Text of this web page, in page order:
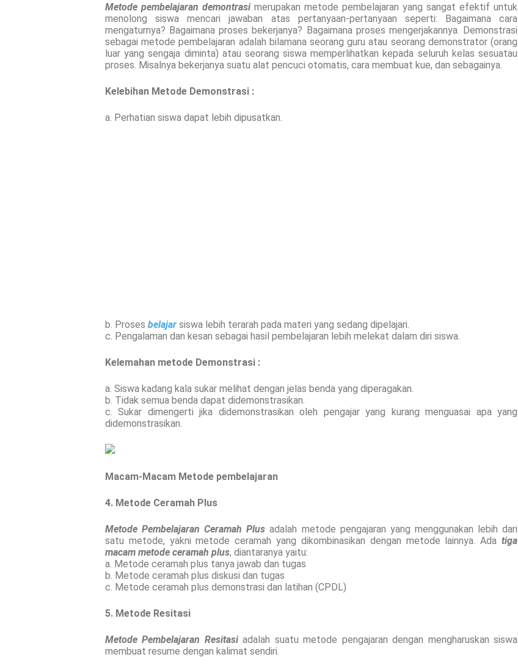
Metode pembelajaran demontrasi merupakan metode pembelajaran yang sangat efektif untuk
menolong siswa mencari jawaban atas pertanyaan-pertanyaan seperti: Bagaimana cara
mengaturnya? Bagaimana proses bekerjanya? Bagaimana proses mengerjakannya. Demonstrasi
sebagai metode pembelajaran adalah bilamana seorang guru atau seorang demonstrator (orang
luar yang sengaja diminta) atau seorang siswa memperlihatkan kepada seluruh kelas sesuatau
proses. Misalnya bekerjanya suatu alat pencuci otomatis, cara membuat kue, dan sebagainya.
Kelebihan Metode Demonstrasi :
a. Perhatian siswa dapat lebih dipusatkan.
b. Proses belajar siswa lebih terarah pada materi yang sedang dipelajari.
c. Pengalaman dan kesan sebagai hasil pembelajaran lebih melekat dalam diri siswa.
Kelemahan metode Demonstrasi :
a. Siswa kadang kala sukar melihat dengan jelas benda yang diperagakan.
b. Tidak semua benda dapat didemonstrasikan.
c. Sukar dimengerti jika didemonstrasikan oleh pengajar yang kurang menguasai apa yang
didemonstrasikan.
Macam-Macam Metode pembelajaran
4. Metode Ceramah Plus
Metode Pembelajaran Ceramah Plus adalah metode pengajaran yang menggunakan lebih dari
satu metode, yakni metode ceramah yang dikombinasikan dengan metode lainnya. Ada tiga
macam metode ceramah plus, diantaranya yaitu:
a. Metode ceramah plus tanya jawab dan tugas
b. Metode ceramah plus diskusi dan tugas
c. Metode ceramah plus demonstrasi dan latihan (CPDL)
5. Metode Resitasi
Metode Pembelajaran Resitasiadalah suatu metode pengajaran dengan mengharuskan siswa
membuat resume dengan kalimat sendiri.